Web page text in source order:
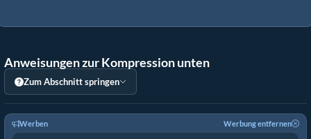
Anweisungen zur Kompression unten
Zum Abschnitt springen
Werben Werbung entfernen